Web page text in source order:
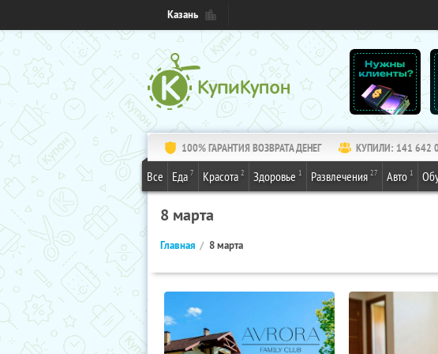
Казань
100% ГАРАНТИЯ ВОЗВРАТА ДЕНЕГ КУПИЛИ: 141 642
Все Еда 7 Красота 2 Здоровье 1 Развлечения 27 Авто 1
8 марта
Главная 8 марта